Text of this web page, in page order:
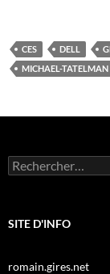
CES DELL
MICHAEL-TATELMAN
Rechercher :
SITE D'INFO
romain.gires.net